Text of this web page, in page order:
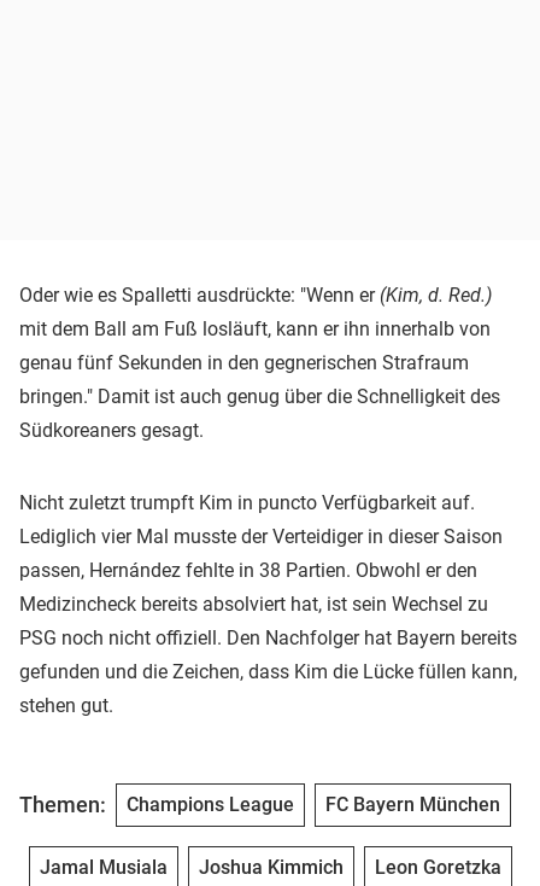
Oder wie es Spalletti ausdrückte: "Wenn er (Kim, d. Red.)
mit dem Ball am Fuß losläuft, kann er ihn innerhalb von
genau fünf Sekunden in den gegnerischen Strafraum
bringen." Damit ist auch genug über die Schnelligkeit des
Südkoreaners gesagt.
Nicht zuletzt trumpft Kim in puncto Verfügbarkeit auf.
Lediglich vier Mal musste der Verteidiger in dieser Saison
passen, Hernández fehlte in 38 Partien. Obwohl er den
Medizincheck bereits absolviert hat, ist sein Wechsel zu
PSG noch nicht offiziell. Den Nachfolger hat Bayern bereits
gefunden und die Zeichen, dass Kim die Lücke füllen kann,
stehen gut.
Themen: Champions League FC Bayern München
Jamal Musiala Joshua Kimmich Leon Goretzka